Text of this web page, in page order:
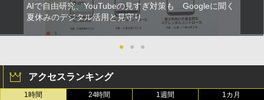
AIで自由研究、YouTubeの見すぎ対策も Googleに聞く
夏休みのデジタル活用と見守り
● ● ●
アクセスランキング
1時間 24時間 1週間 1カ月